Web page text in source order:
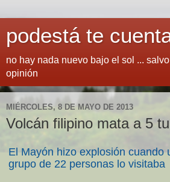
podestá te
no hay nada nuevo bajo el sol ...
opinión
MIÉRCOLES, 8 DE MAYO DE 2013
Volcán filipino mata a 5
El Mayón hizo explosión cuando
grupo de 22 personas lo visitaba